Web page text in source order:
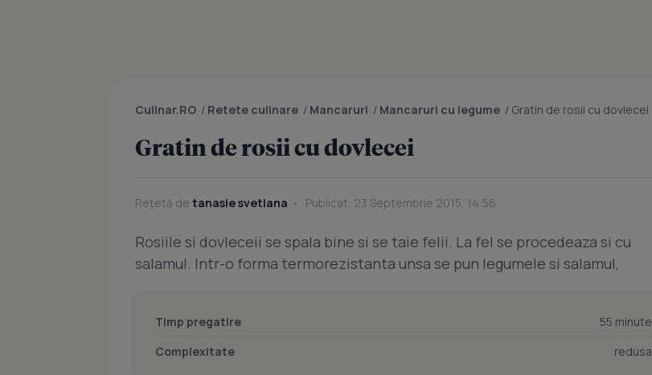
Culinar.RO / Retete culinare / Mancaruri / Mancaruri cu legume / Gratin de rosii cu dovlecei
Gratin de rosii cu dovlecei
Rețetă de tanasie svetlana Publicat: 23 Septembrie 2015, 14:56
Rosiile si dovleceii se spala bine si se taie felii. La fel se procedeaza si cu
salamul. Intr-o forma termorezistanta unsa se pun legumele si salamul,
Timp pregatire
55 minute
Complexitate
redusa